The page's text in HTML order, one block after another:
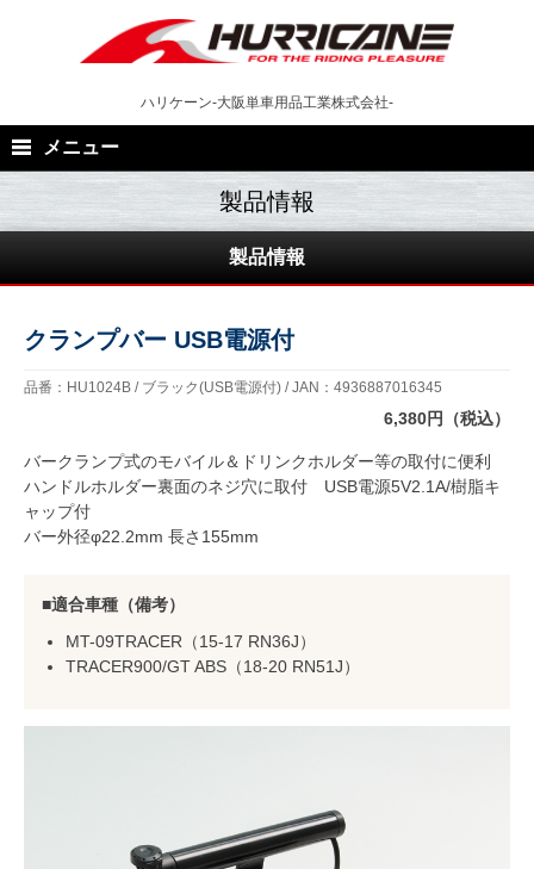
ハリケーン-大阪単車用品工業株式会社-
メニュー
製品情報
クランプバー USB電源付
品番：HU1024B / ブラック(USB電源付) / JAN：4936887016345
6,380円（税込）
バークランプ式のモバイル＆ドリンクホルダー等の取付に便利
ハンドルホルダー裏面のネジ穴に取付 USB電源5V2.1A/樹脂キ
ャップ付
バー外径φ22.2mm 長さ155mm
適合車種（備考）
MT-09TRACER（15-17 RN36J）
TRACER900/GT ABS（18-20 RN51J）